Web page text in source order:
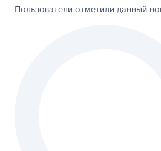
Пользователи отметили данный